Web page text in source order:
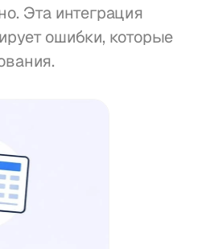
Эта интеграция
ошибки, которые